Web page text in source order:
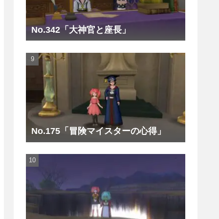
No.342「大神官と座長」
No.175「冒険マイスターの心得」